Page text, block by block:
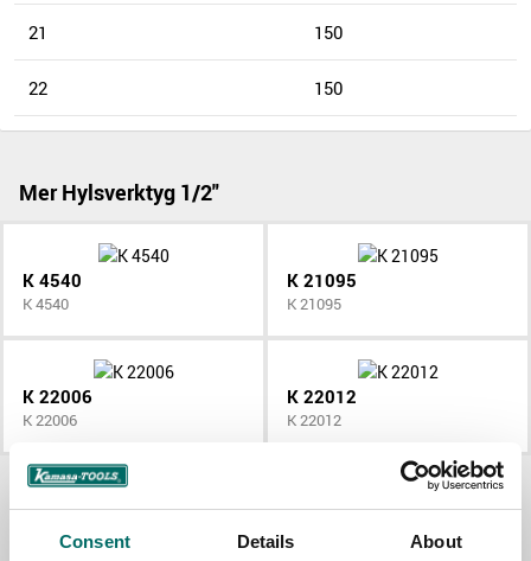
Consent Details About
21 150
22 150
Mer Hylsverktyg 1/2"
K 4540
K 4540
K 21095
K 21095
K 22006
K 22006
K 22012
K 22012
Allt Hylsverktyg 1/2"